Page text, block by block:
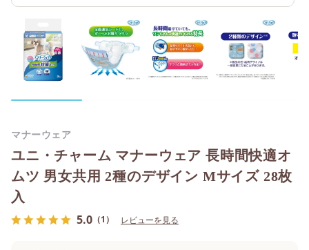
ユニ・チャーム マナーウェア 長時間快適オ
ムツ 男女共用 2種のデザイン Mサイズ 28枚
入
5.0 （1） レビューを見る
マナーウェア